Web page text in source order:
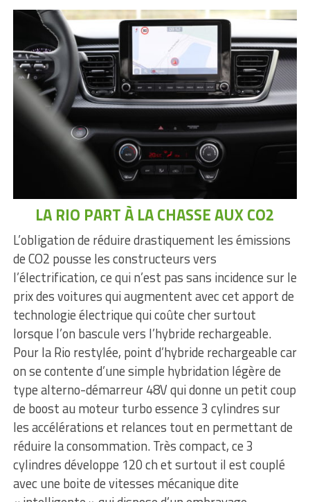
LA RIO PART À LA CHASSE AUX CO2
L’obligation de réduire drastiquement les émissions
de CO2 pousse les constructeurs vers
l’électrification, ce qui n’est pas sans incidence sur le
prix des voitures qui augmentent avec cet apport de
technologie électrique qui coûte cher surtout
lorsque l’on bascule vers l’hybride rechargeable.
Pour la Rio restylée, point d’hybride rechargeable car
on se contente d’une simple hybridation légère de
type alterno-démarreur 48V qui donne un petit coup
de boost au moteur turbo essence 3 cylindres sur
les accélérations et relances tout en permettant de
réduire la consommation. Très compact, ce 3
cylindres développe 120 ch et surtout il est couplé
avec une boite de vitesses mécanique dite